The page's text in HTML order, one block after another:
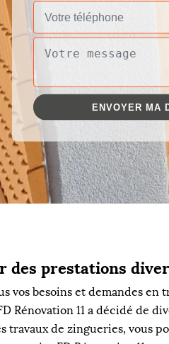
des prestations
vos besoins et demandes en
Rénovation 11 a décidé de
travaux de zingueries, vous